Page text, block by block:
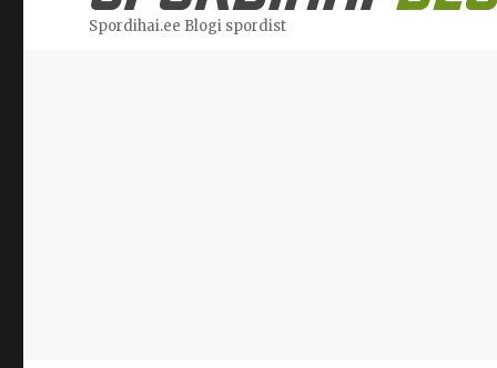
Spordihai.ee Blogi spordist